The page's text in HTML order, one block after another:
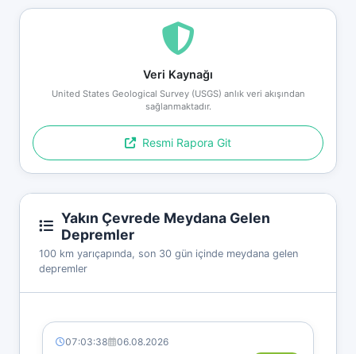
Veri Kaynağı
United States Geological Survey (USGS) anlık veri akışından
sağlanmaktadır.
Resmi Rapora Git
Yakın Çevrede Meydana Gelen
Depremler
100 km yarıçapında, son 30 gün içinde meydana gelen
depremler
07:03:38 06.08.2026